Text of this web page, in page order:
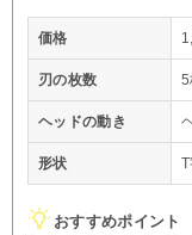
価格
刃の枚数 5
ヘッドの動き
形状
おすすめポイント